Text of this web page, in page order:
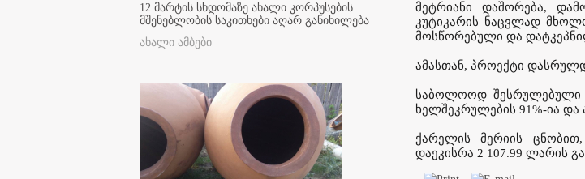
12 მარტის სხდომაზე ახალი კორპუსების
მშენებლობის საკითხები აღარ განიხილება
ახალი ამბები
მეტრიანი დაშორება,
კუტიკარის ნაცვლად
მოსწორებული და
ამასთან, პროექტი
საბოლოოდ შესრულებული
ხელშეკრულების 91%-ია
ქარელის მერიის
დაეკისრა 2 107.99 ლარის